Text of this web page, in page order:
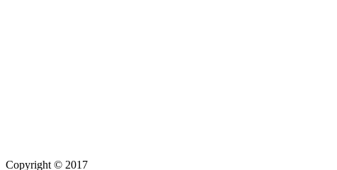
Copyright © 2017